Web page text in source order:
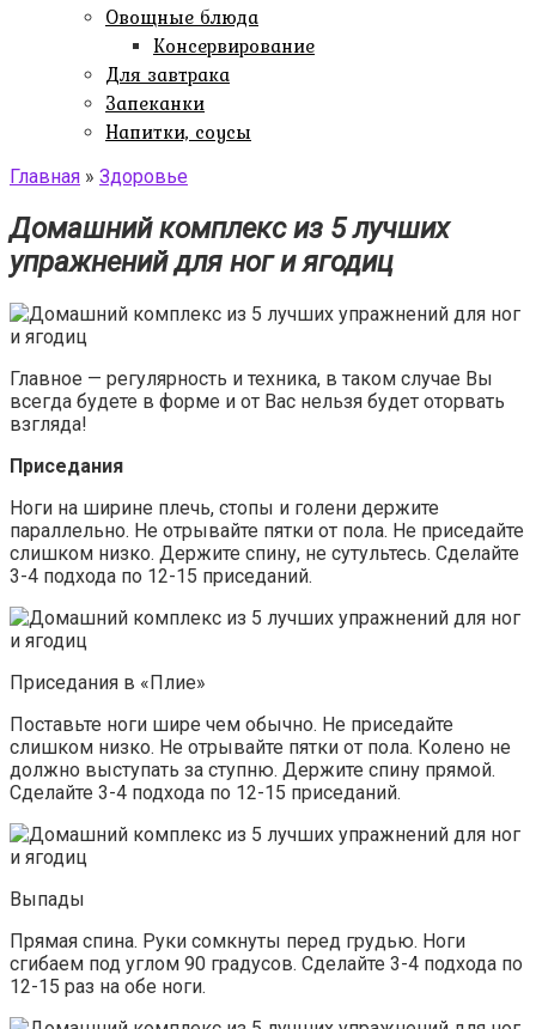
Овощные блюда
Консервирование
Для завтрака
Запеканки
Напитки, соусы
Главная » Здоровье
Домашний комплекс из 5 лучших
упражнений для ног и ягодиц
Главное — регулярность и техника, в таком случае Вы
всегда будете в форме и от Вас нельзя будет оторвать
взгляда!
Приседания
Ноги на ширине плечь, стопы и голени держите
параллельно. Не отрывайте пятки от пола. Не приседайте
слишком низко. Держите спину, не сутультесь. Сделайте
3-4 подхода по 12-15 приседаний.
Приседания в «Плие»
Поставьте ноги шире чем обычно. Не приседайте
слишком низко. Не отрывайте пятки от пола. Колено не
должно выступать за ступню. Держите спину прямой.
Сделайте 3-4 подхода по 12-15 приседаний.
Выпады
Прямая спина. Руки сомкнуты перед грудью. Ноги
сгибаем под углом 90 градусов. Сделайте 3-4 подхода по
12-15 раз на обе ноги.